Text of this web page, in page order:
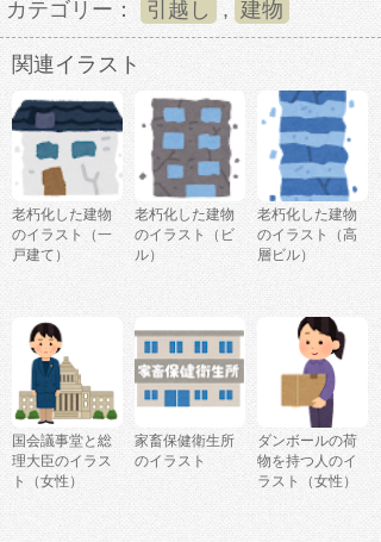
カテゴリー： 引越し , 建物
関連イラスト
老朽化した建物
のイラスト（一
戸建て）
老朽化した建物
のイラスト（ビ
ル）
老朽化した建物
のイラスト（高
層ビル）
国会議事堂と総
理大臣のイラス
ト（女性）
家畜保健衛生所
のイラスト
ダンボールの荷
物を持つ人のイ
ラスト（女性）